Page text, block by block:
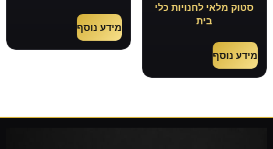
סטוק מלאי לחנויות כלי
בית
מידע נוסף
מידע נוסף